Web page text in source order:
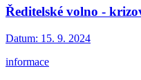
Ředitelské volno -
Datum: 15. 9. 2024
informace